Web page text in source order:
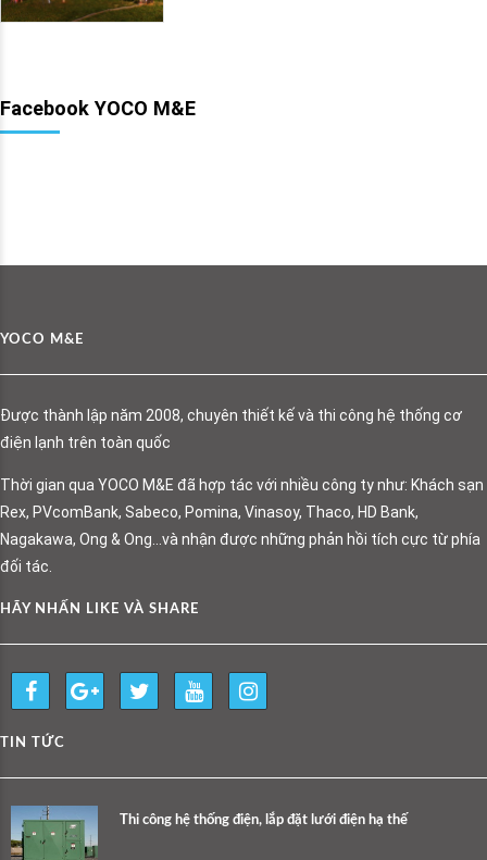
Facebook YOCO M&E
YOCO M&E
Được thành lập năm 2008, chuyên thiết kế và thi công hệ thống cơ
điện lạnh trên toàn quốc
Thời gian qua YOCO M&E đã hợp tác với nhiều công ty như: Khách sạn
Rex, PVcomBank, Sabeco, Pomina, Vinasoy, Thaco, HD Bank,
Nagakawa, Ong & Ong…và nhận được những phản hồi tích cực từ phía
đối tác.
HÃY NHẤN LIKE VÀ SHARE
TIN TỨC
Thi công hệ thống điện, lắp đặt lưới điện hạ thế